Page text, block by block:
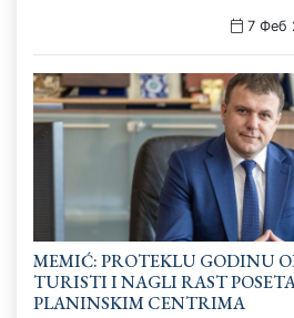
7 Феб
MEMIĆ: PROTEKLU GODINU
TURISTI I NAGLI RAST
PLANINSKIM CENTRIMA